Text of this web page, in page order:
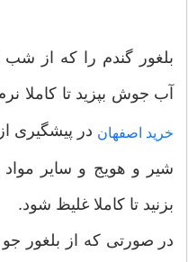
آب جوش بپزید تا کاملا
خرید اصفهان در پیشگیری
شیر و هویج و سایر مواد
بزنید تا کاملا غلیظ شود.
در صورتی که از بلغور